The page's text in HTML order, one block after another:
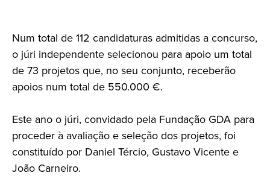
Num total de 112 candidaturas admitidas a concurso,
o júri independente selecionou para apoio um total
de 73 projetos que, no seu conjunto, receberão
apoios num total de 550.000 €.
Este ano o júri, convidado pela Fundação GDA para
proceder à avaliação e seleção dos projetos, foi
constituído por Daniel Tércio, Gustavo Vicente e
João Carneiro.